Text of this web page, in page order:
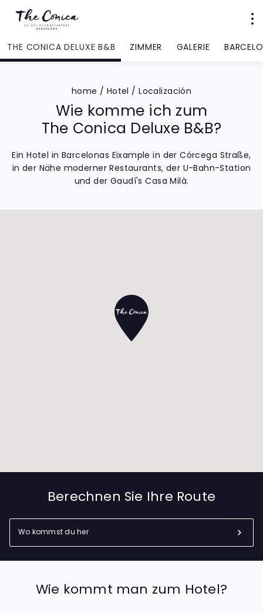
THE CONICA DELUXE B&B ZIMMER GALERIE
home / Hotel /Localización
Wie komme ich zum
The Conica Deluxe B&B?
Ein Hotel in Barcelonas Eixample in der Córcega Straße,
in der Nähe moderner Restaurants, der U-Bahn-Station
und der Gaudí's Casa Milà.
Berechnen Sie Ihre Route
Wie kommt man zum Hotel?